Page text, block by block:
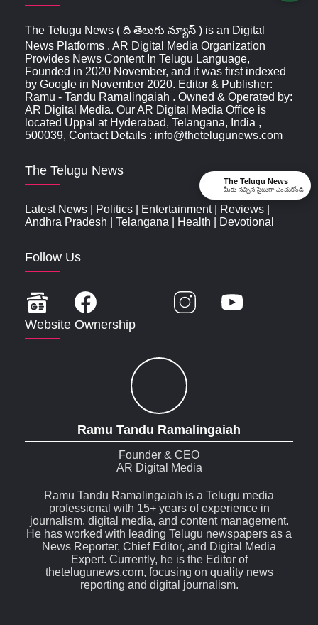
The Telugu News ( ది తెలుగు న్యూస్‌ ) is an Digital
News Platforms . AR Digital Media Organization
Provides News Content In Telugu Language,
Founded in 2020 November, and it was first indexed
by Google in November 2020. Editor & Publisher:
Ramu - Tandu Ramalingaiah . Owned & Operated by:
AR Digital Media. Our AR Digital Media Office is
located Uppal at Hyderabad, Telangana, India ,
500039, Contact Details : info@thetelugunews.com
The Telugu News
Latest News Politics Entertainment| Reviews
Andhra Pradesh
Telangana Health Devotional
Follow Us
Website Ownership
Ramu Tandu Ramalingaiah
Founder & CEO
AR Digital Media
Ramu Tandu Ramalingaiah is a Telugu media
professional with 15+ years of experience in
journalism, digital media, and content management.
He has worked with leading Telugu newspapers as a
News Reporter, Chief Editor, and Digital Media
Expert. Currently, he is the Editor of
thetelugunews.com, focusing on quality news
reporting and digital journalism.
The Telugu News
మీకు నచ్చిన సైటుగా ఎంచుకోండి